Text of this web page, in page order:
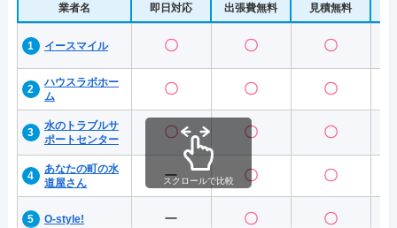
業者名 即日対応 出張費無料 見積無料
イースマイル 〇 〇 〇
ハウスラボホー
ム
〇 〇 〇
水のトラブルサ
ポートセンター
〇 〇 〇
あなたの町の水
道屋さん
ー 〇 〇
O-style! ー 〇 〇
スクロールで比較